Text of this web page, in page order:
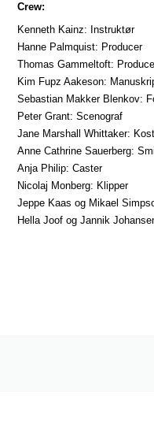
Crew:
Kenneth Kainz: Instruktør
Hanne Palmquist: Producer
Thomas Gammeltoft:
Kim Fupz Aakeson:
Sebastian Makker Blenkov:
Peter Grant: Scenograf
Jane Marshall Whittaker:
Anne Cathrine Sauerberg:
Anja Philip: Caster
Nicolaj Monberg: Klipper
Jeppe Kaas og Mikael
Hella Joof og Jannik